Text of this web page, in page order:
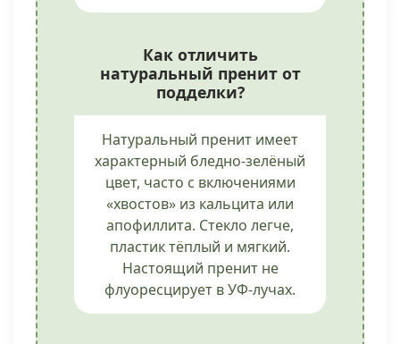
Как отличить
натуральный пренит от
подделки?
Натуральный пренит имеет
характерный бледно-зелёный
цвет, часто с включениями
«хвостов» из кальцита или
апофиллита. Стекло легче,
пластик тёплый и мягкий.
Настоящий пренит не
флуоресцирует в УФ-лучах.